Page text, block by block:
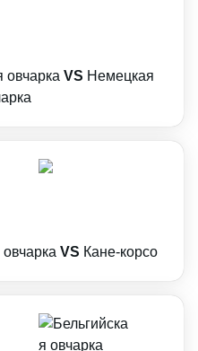
овчарка VS Немецкая
VS Кане-корсо